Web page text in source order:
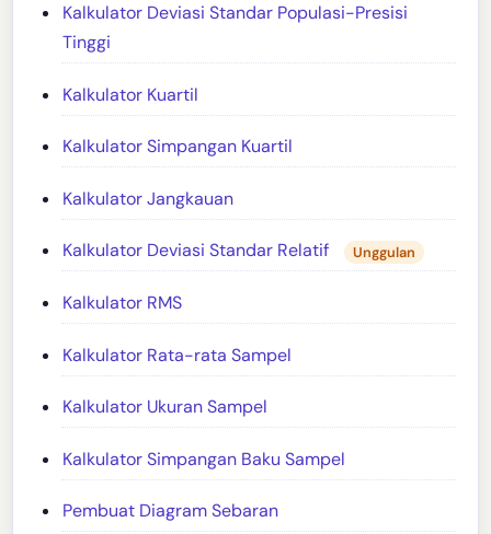
Kalkulator Deviasi Standar Populasi-Presisi
Tinggi
Kalkulator Kuartil
Kalkulator Simpangan Kuartil
Kalkulator Jangkauan
Kalkulator Deviasi Standar Relatif Unggulan
Kalkulator RMS
Kalkulator Rata-rata Sampel
Kalkulator Ukuran Sampel
Kalkulator Simpangan Baku Sampel
Pembuat Diagram Sebaran